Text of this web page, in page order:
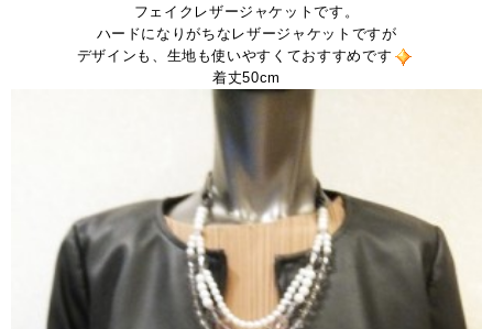
フェイクレザージャケットです。
ハードになりがちなレザージャケットですが
デザインも、生地も使いやすくておすすめです
着丈50cm